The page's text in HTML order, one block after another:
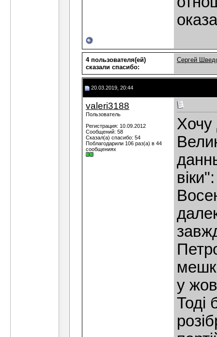
4 пользователя(ей)
сказали cпасибо:
Сергей
20.03.2019, 20:44
valeri3188
Пользователь
Регистрация: 10.09.2012
Сообщений: 58
Сказал(а) спасибо: 54
Поблагодарили 106 раз(а) в 44
сообщениях
Хочу
віки":
у
Тоді